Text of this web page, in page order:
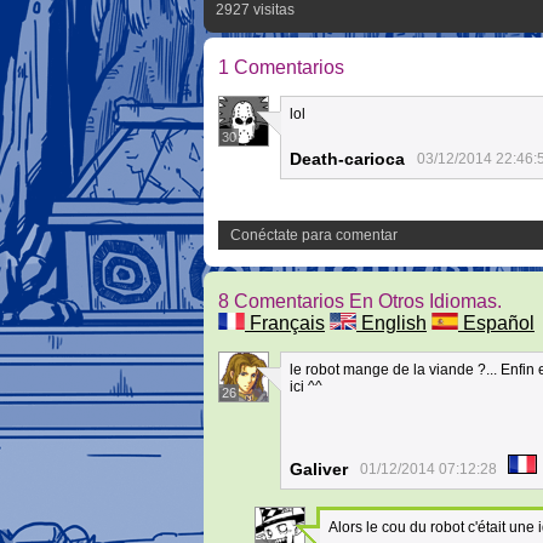
2927 visitas
1 Comentarios
30
lol
Death-carioca 03/12/2014
Conéctate para comentar
8 Comentarios En Otros Idiomas.
Français
English Español
26
le robot mange de la viande ?...
ici ^^
Galiver 01/12/2014 07:12:28
Alors le cou du robot c'était